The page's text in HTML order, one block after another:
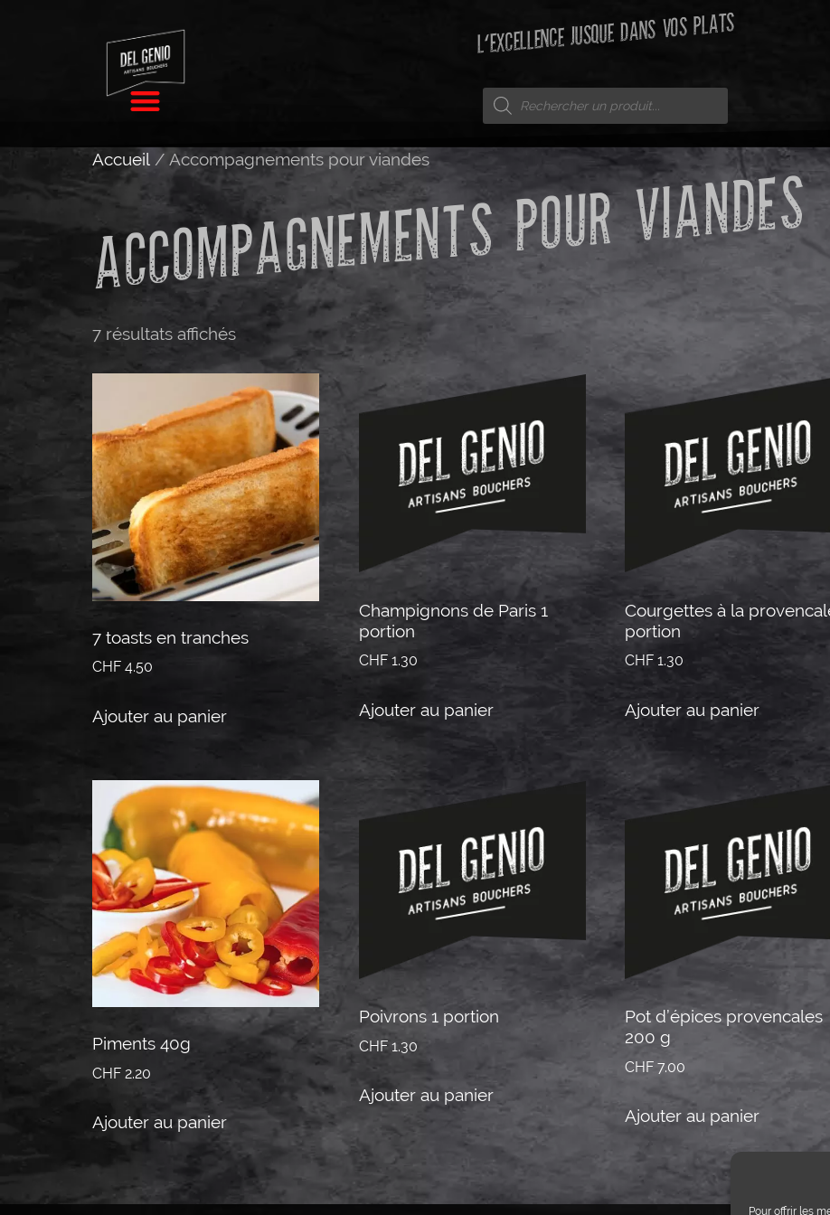
Pour offrir les
L'EXCELLENCE JUSQUE DANS VOS PLATS
Accueil / Accompagnements pour viandes
ACCOMPAGNEMENTS POUR VIANDES
7 résultats affichés
7 toasts en tranches
CHF 4.50
Ajouter au panier
Champignons de Paris 1
portion
CHF1.30
Ajouter au panier
Courgettes à la
portion
CHF 1.30
Ajouter au panier
Piments 40g
CHF 2.20
Ajouter au panier
Poivrons 1 portion
CHF1.30
Ajouter au panier
Pot d’épices provencales
200 g
CHF 7.00
Ajouter au panier